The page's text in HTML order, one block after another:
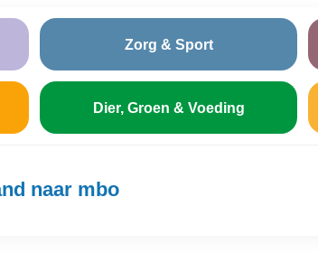
Zorg & Sport
Dier, Groen & Voeding
naar mbo